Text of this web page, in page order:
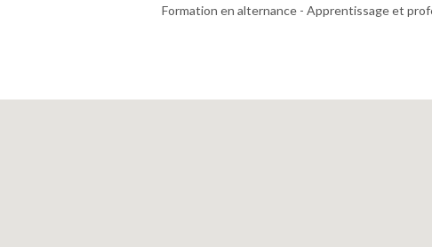
Formation en alternance - Apprentissage et